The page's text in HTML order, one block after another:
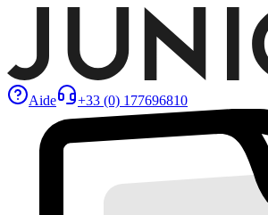
Aide +33 (0) 177696810